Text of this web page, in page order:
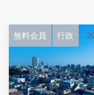
無料会員 行政